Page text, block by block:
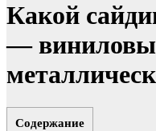
Какой
—
Содержание